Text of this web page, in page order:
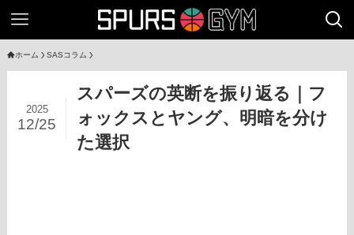
ホーム SASコラム
スパーズの英断を振り返る｜フ
ォックスとヤング、明暗を分け
た選択
2025
12/25